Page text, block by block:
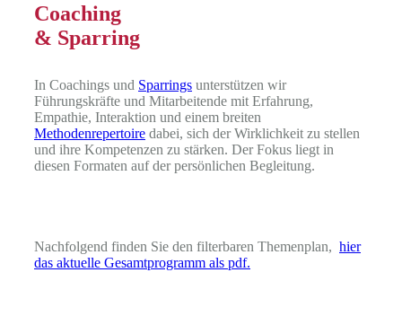
Coaching
& Sparring
In Coachings und Sparrings unterstützen wir
Führungskräfte und Mitarbeitende mit Erfahrung,
Empathie, Interaktion und einem breiten
Methodenrepertoire dabei, sich der Wirklichkeit zu stellen
und ihre Kompetenzen zu stärken. Der Fokus liegt in
diesen Formaten auf der persönlichen Begleitung.
Nachfolgend finden Sie den filterbaren Themenplan, hier
das aktuelle Gesamtprogramm als pdf.